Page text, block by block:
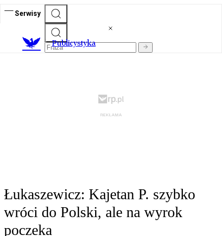
Serwisy
Publicystyka
Łukaszewicz: Kajetan P. szybko
wróci do Polski, ale na wyrok
poczeka